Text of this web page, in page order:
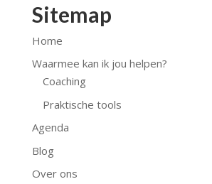
Sitemap
Home
Waarmee kan ik jou helpen?
Coaching
Praktische tools
Agenda
Blog
Over ons